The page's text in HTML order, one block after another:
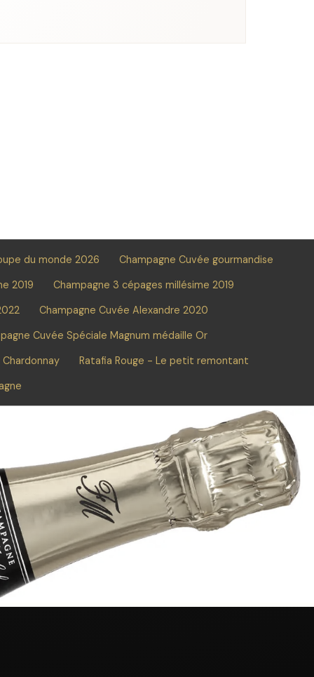
du monde 2026
Champagne Cuvée gourmandise
2019
Champagne 3 cépages millésime 2019
Champagne Cuvée Alexandre 2020
Cuvée Spéciale Magnum médaille Or
Ratafia Rouge - Le petit remontant